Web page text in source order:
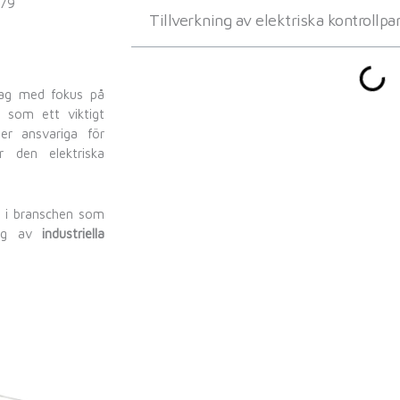
med fokus på
som ett viktigt
ansvariga för
elektriska
branschen som
av industriella
Tillverkning av elektriska